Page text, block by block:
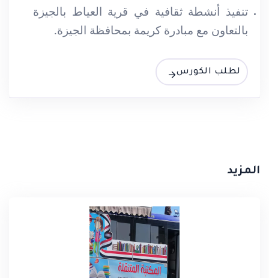
تنفيذ أنشطة ثقافية في قرية العياط بالجيزة
بالتعاون مع مبادرة كريمة بمحافظة الجيزة.
لطلب الكورس
المزيد